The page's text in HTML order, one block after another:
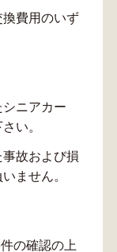
費用のいず
ニアカー
い。
故および損
ません。
の確認の上